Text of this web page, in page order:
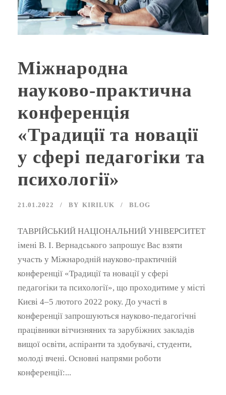
Міжнародна
науково-практична
конференція
«Традиції та новації
у сфері педагогіки та
психології»
21.01.2022 BY KIRILUK BLOG
ТАВРІЙСЬКИЙ НАЦІОНАЛЬНИЙ УНІВЕРСИТЕТ
імені В. І. Вернадського запрошує Вас взяти
участь у Міжнародній науково-практичній
конференції «Традиції та новації у сфері
педагогіки та психології», що проходитиме у місті
Києві 4–5 лютого 2022 року. До участі в
конференції запрошуються науково-педагогічні
працівники вітчизняних та зарубіжних закладів
вищої освіти, аспіранти та здобувачі, студенти,
молоді вчені. Основні напрями роботи
конференції:...